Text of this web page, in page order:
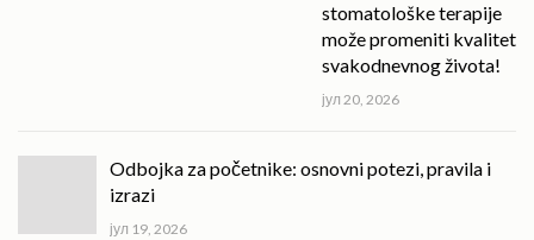
stomatološke terapije
može promeniti kvalitet
svakodnevnog života!
јул 20, 2026
Odbojka za početnike: osnovni potezi, pravila i
izrazi
јул 19, 2026